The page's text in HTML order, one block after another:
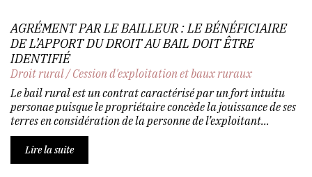
AGRÉMENT PAR LE BAILLEUR : LE BÉNÉFICIAIRE
DE L’APPORT DU DROIT AU BAIL DOIT ÊTRE
IDENTIFIÉ
Droit rural/Cession d'exploitation et baux ruraux
Le bail rural est un contrat caractérisé par un fort intuitu
personae puisque le propriétaire concède la jouissance de ses
terres en considération de la personne de l’exploitant...
Lire la suite